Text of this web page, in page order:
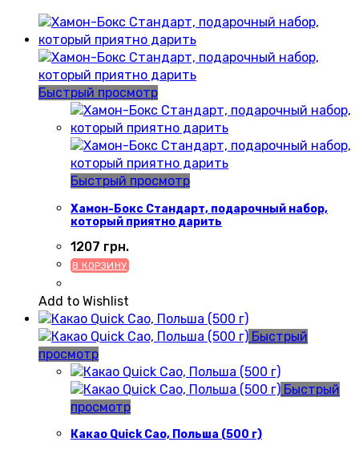
Быстрый просмотр
Быстрый просмотр
Хамон-Бокс Стандарт, подарочный набор,
который приятно дарить
1207 грн.
В КОРЗИНУ
Add to Wishlist
Быстрый
просмотр
Быстрый
просмотр
Какао Quick Cao, Польша (500 г)